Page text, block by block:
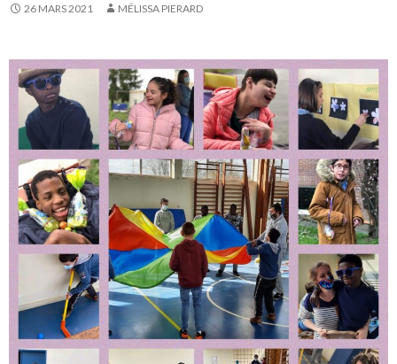
26 MARS 2021 MÉLISSA PIERARD